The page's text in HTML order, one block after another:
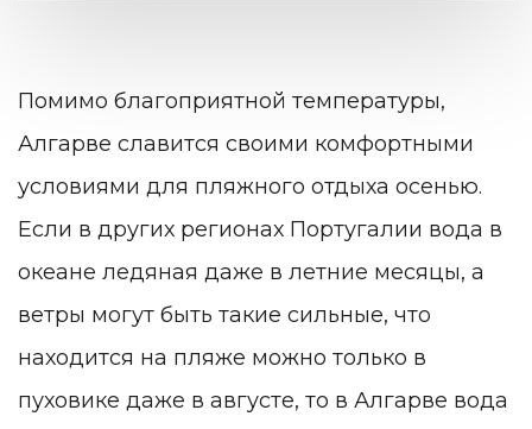
Помимо благоприятной температуры,
Алгарве славится своими комфортными
условиями для пляжного отдыха осенью.
Если в других регионах Португалии вода в
океане ледяная даже в летние месяцы, а
ветры могут быть такие сильные, что
находится на пляже можно только в
пуховике даже в августе, то в Алгарве вода